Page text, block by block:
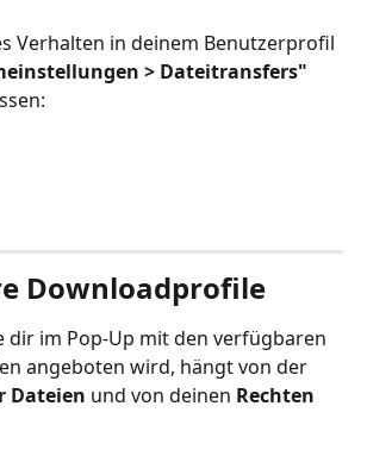
Verhalten in deinem Benutzerprofil
> Dateitransfers"
Downloadprofile
dir im Pop-Up mit den verfügbaren
angeboten wird, hängt von der
Dateien und von deinen Rechten